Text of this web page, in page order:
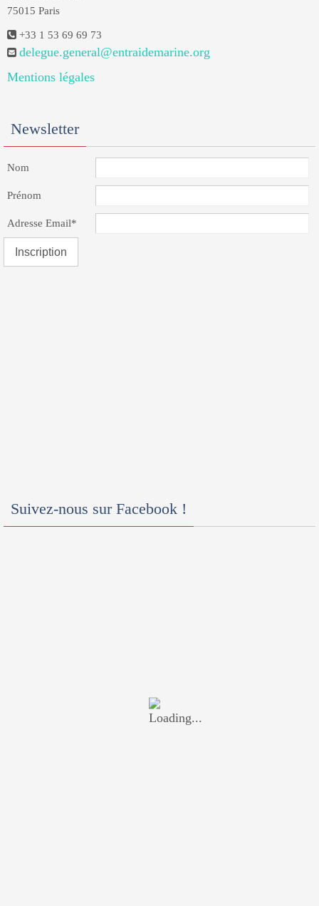
75015 Paris
+33 1 53 69 69 73
delegue.general@entraidemarine.org
Mentions légales
Newsletter
Nom
Prénom
Adresse Email*
Suivez-nous sur Facebook !